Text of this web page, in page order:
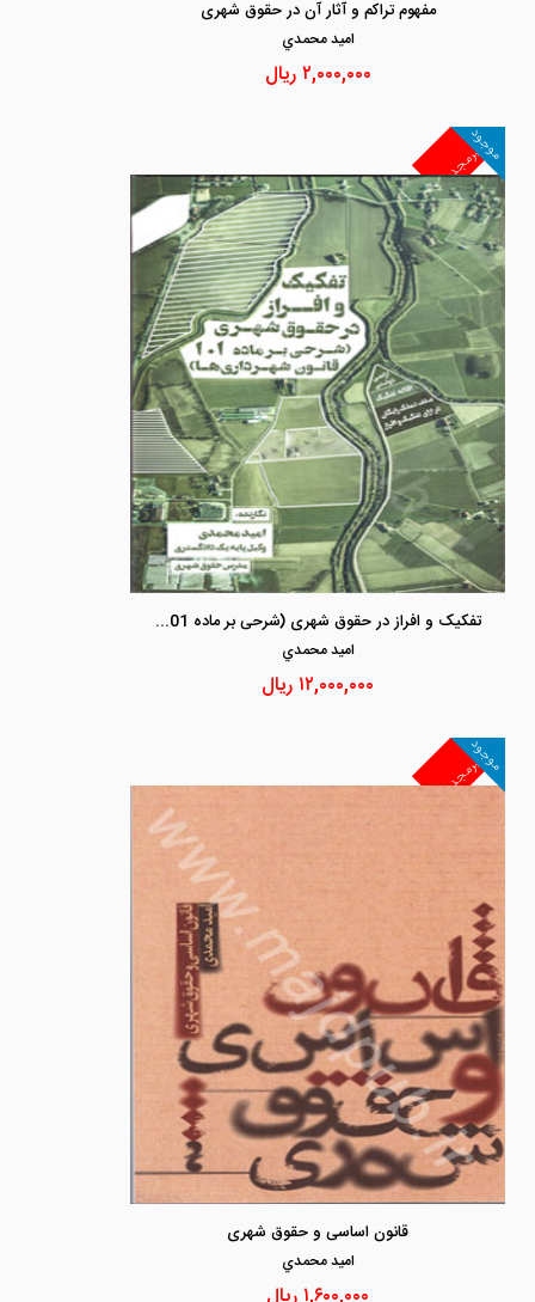
مفهوم تراکم و آثار آن در حقوق شهری
اميد محمدي
۲,۰۰۰,۰۰۰ریال
غیرمجد
موجود
تفکیک و افراز در حقوق شهری (شرحی بر ماده 101 قانون شهرداری ها)
اميد محمدي
۱۲,۰۰۰,۰۰۰ ریال
غیرمجد
موجود
قانون اساسی و حقوق شهری
اميد محمدي